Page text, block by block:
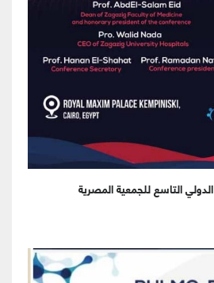
مؤتمر Pulmo-Delta الدولي التاسع للجمعية المصرية